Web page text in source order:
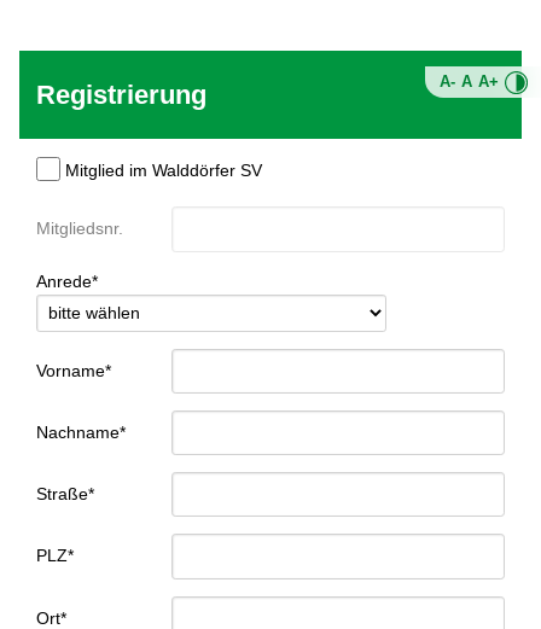
A- A A+
Registrierung
Mitglied im Walddörfer SV
Mitgliedsnr.
Anrede*
Vorname*
Nachname*
Straße*
PLZ*
Ort*